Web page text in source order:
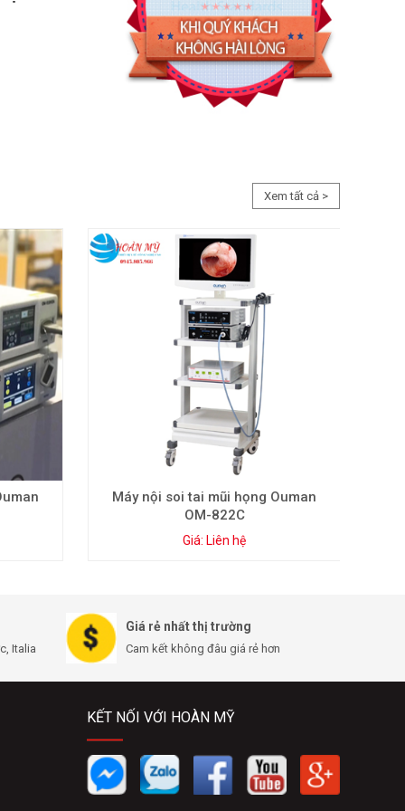
Xem tất cả >
Máy nội soi tai mũi họng Ouman
OM-822C
Giá: Liên hệ
Italia
Giá rẻ nhất thị trường
Cam kết không đâu giá rẻ hơn
KẾT NỐI VỚI HOÀN MỸ